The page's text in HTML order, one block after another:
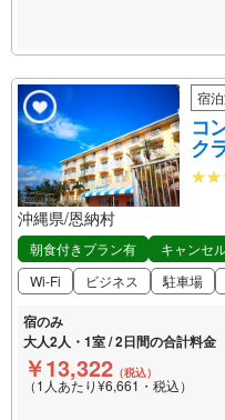
宿
コ
ク
沖縄県/恩納村
朝食付きプラン有
キャンセ
Wi-Fi
ビジネス 駐車場
宿のみ
大人2人・1室 / 2日間の合計料金
￥13,322 （税込）
（1人あたり¥6,661・税込）